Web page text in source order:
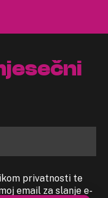
privatnosti te
email za slanje e-